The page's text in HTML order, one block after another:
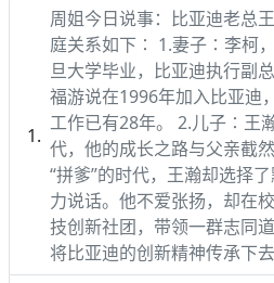
周姐今日说事：比亚迪老总
庭关系如下∶ 1.妻子∶李柯
旦大学毕业，比亚迪执行副
福游说在1996年加入比亚迪
工作已有28年。 2.儿子∶王
代，他的成长之路与父亲截
“拼爹”的时代，王瀚却选择
力说话。他不爱张扬，却在
技创新社团，带领一群志同道
将比亚迪的创新精神传承下